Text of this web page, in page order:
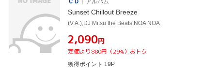
Sunset Chillout Breeze
(V.A.),DJ Mitsu the Beats,NOA NOA
¥2,090円
定価より880円（29%）おトク
獲得ポイント 19P